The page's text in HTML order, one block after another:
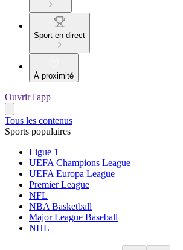
Sport en direct
À proximité
Ouvrir l'app
Tous les contenus
Sports populaires
Ligue 1
UEFA Champions League
UEFA Europa League
Premier League
NFL
NBA Basketball
Major League Baseball
NHL